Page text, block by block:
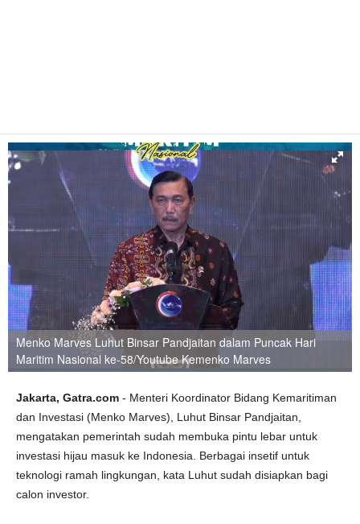
Menko Marves Luhut Binsar Pandjaitan dalam Puncak Hari
Maritim Nasional ke-58/Youtube Kemenko Marves
Jakarta, Gatra.com - Menteri Koordinator Bidang Kemaritiman
dan Investasi (Menko Marves), Luhut Binsar Pandjaitan,
mengatakan pemerintah sudah membuka pintu lebar untuk
investasi hijau masuk ke Indonesia. Berbagai insetif untuk
teknologi ramah lingkungan, kata Luhut sudah disiapkan bagi
calon investor.